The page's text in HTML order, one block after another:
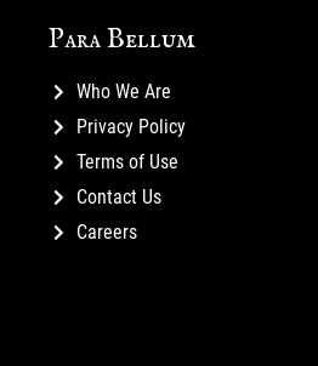
Para Bellum
Who We Are
Privacy Policy
Terms of Use
Contact Us
Careers